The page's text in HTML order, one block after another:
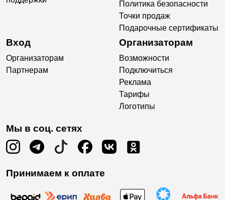
Политика безопасности
Точки продаж
Подарочные сертификаты
Вход
Организаторам
Партнерам
Организаторам
Возможности
Подключиться
Реклама
Тарифы
Логотипы
Мы в соц. сетях
Принимаем к оплате